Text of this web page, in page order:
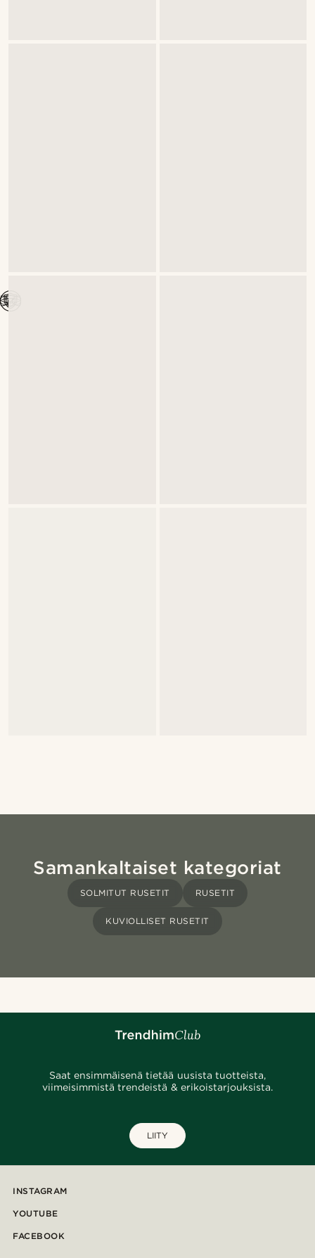
Samankaltaiset kategoriat
SOLMITUT RUSETIT RUSETIT
KUVIOLLISET RUSETIT
Saat ensimmäisenä tietää uusista tuotteista,
viimeisimmistä trendeistä & erikoistarjouksista.
LIITY
INSTAGRAM
YOUTUBE
FACEBOOK